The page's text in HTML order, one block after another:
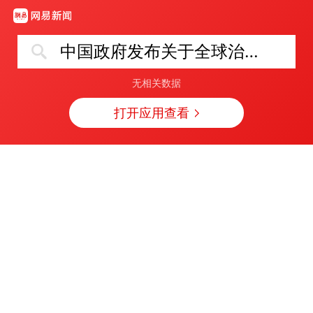
中国政府发布关于全球治理的白皮书
无相关数据
打开应用查看